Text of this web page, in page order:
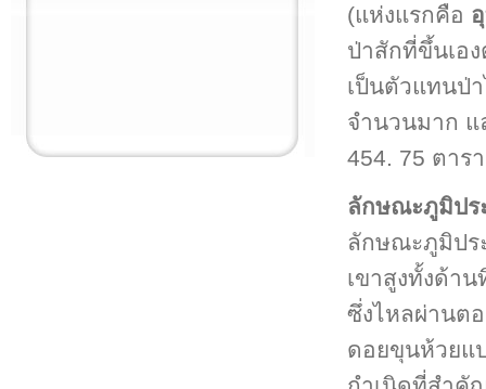
(แห่งแรกคือ
ป่าสักที่ขึ้นเอ
เป็นตัวแทนป่
จำนวนมาก
454. 75 ตาร
ลักษณะภูมิปร
ลักษณะภูมิปร
เขาสูงทั้งด้า
ซึ่งไหลผ่านต
ดอยขุนห้วยแ